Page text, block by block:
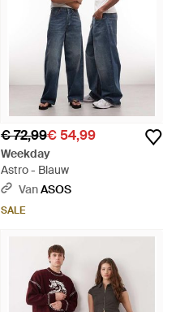
€ 72,99€ 54,99
Weekday
Astro - Blauw
VanASOS
SALE